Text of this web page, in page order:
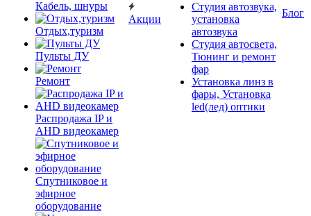
Кабель, шнуры
Отдых,туризм
Пульты ДУ
Ремонт
Распродажа IP и
AHD видеокамер
Спутниковое и
эфирное
оборудование
Акции
Студия автозвука,
установка
автозвука
Студия автосвета,
Тюнинг и ремонт
фар
Установка линз в
фары, Установка
led(лед) оптики
Блог